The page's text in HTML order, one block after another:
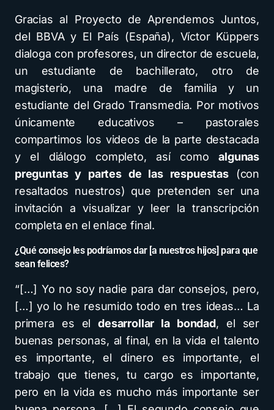
Gracias al Proyecto de Aprendemos Juntos,
del BBVA y El País (España), Víctor Küppers
dialoga con profesores, un director de escuela,
un estudiante de bachillerato, otro de
magisterio, una madre de familia y un
estudiante del Grado Transmedia. Por motivos
únicamente educativos – pastorales
compartimos los videos de la parte destacada
y el diálogo completo, así comoalgunas
preguntas y partes de las respuestas(con
resaltados nuestros) que pretenden ser una
invitación a visualizar y leer la transcripción
completa en el enlace final.
¿Qué consejo les podríamos dar [a nuestros hijos] para que
sean felices?
“[…] Yo no soy nadie para dar consejos, pero,
[…] yo lo he resumido todo en tres ideas… La
primera es eldesarrollar la bondad, el ser
buenas personas, al final, en la vida el talento
es importante, el dinero es importante, el
trabajo que tienes, tu cargo es importante,
pero en la vida es mucho más importante ser